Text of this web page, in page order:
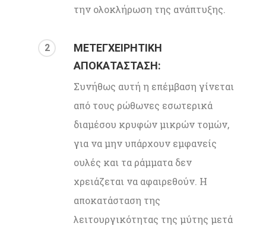
την ολοκλήρωση της ανάπτυξης.
2
ΜΕΤΕΓΧΕΙΡΗΤΙΚΗ
ΑΠΟΚΑΤΑΣΤΑΣΗ:
Συνήθως αυτή η επέμβαση γίνεται
από τους ρώθωνες εσωτερικά
διαμέσου κρυφών μικρών τομών,
για να μην υπάρχουν εμφανείς
ουλές και τα ράμματα δεν
χρειάζεται να αφαιρεθούν. Η
αποκατάσταση της
λειτουργικότητας της μύτης μετά